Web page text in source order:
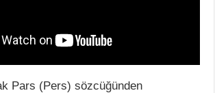
Pars (Pers) sözcüğünden